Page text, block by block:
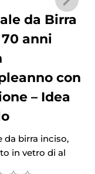
da Birra
anni
con
– Idea
da birra inciso,
in vetro di al